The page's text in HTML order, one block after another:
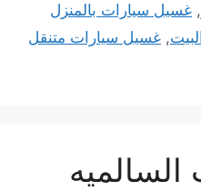
, غسيل سيارات بالمنزل
, غسيل سيارات متنقل